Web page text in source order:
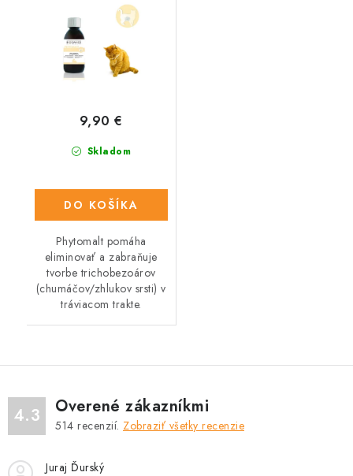
Skladom
9,90 €
DO KOŠÍKA
Phytomalt pomáha
eliminovať a zabraňuje
tvorbe trichobezoárov
(chumáčov/zhlukov srsti) v
tráviacom trakte.
4.3 Overené zákazníkmi
514 recenzií. Zobraziť všetky recenzie
Juraj Ďurský